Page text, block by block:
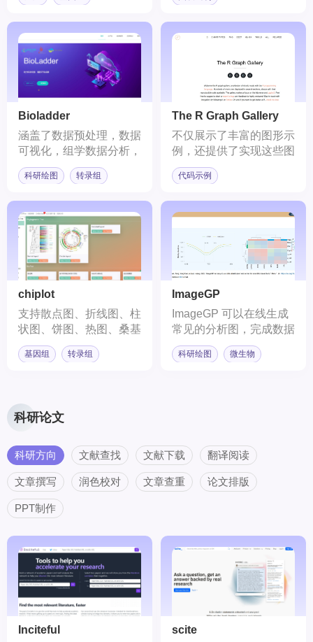
Bioladder
涵盖了数据预处理，数据
可视化，组学数据分析，
功能分析等模块
科研绘图 转录组
The R Graph Gallery
不仅展示了丰富的图形示
例，还提供了实现这些图
形的R代码。
代码示例
chiplot
支持散点图、折线图、柱
状图、饼图、热图、桑基
图等图表类型绘制
基因组 转录组
ImageGP
ImageGP 可以在线生成
常见的分析图，完成数据
格式处理等操作。
科研绘图 微生物
科研论文
科研方向 文献查找 文献下载 翻译阅读
文章撰写 润色校对 文章查重 论文排版
PPT制作
Inciteful
scite